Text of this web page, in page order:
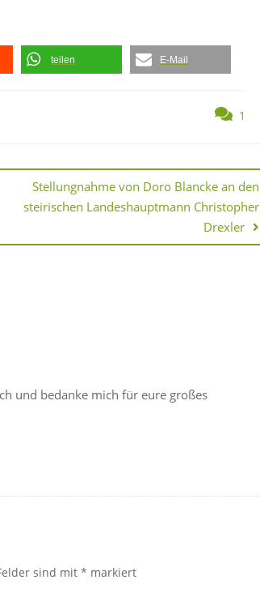
teilen E-Mail
1
Stellungnahme von Doro Blancke an den
steirischen Landeshauptmann Christopher
Drexler
und bedanke mich für eure großes
sind mit * markiert